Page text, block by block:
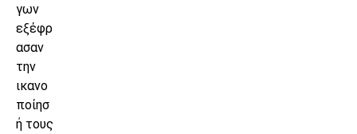
γων
εξέφρ
ασαν
την
ικανο
ποίησ
ή τους